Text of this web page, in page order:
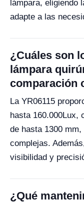
lámpara, eligiendo
adapte a las
¿Cuáles son
lámpara
comparación
La YR06115
hasta 160.000Lux,
de hasta 1300
complejas.
visibilidad y
¿Qué